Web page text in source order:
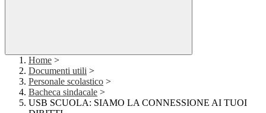
Home >
Documenti utili >
Personale scolastico >
Bacheca sindacale >
USB SCUOLA: SIAMO LA CONNESSIONE AI TUOI